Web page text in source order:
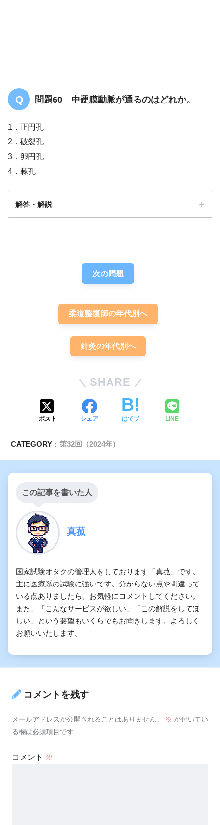
問題60 中硬膜動脈が通るのはどれか。
1．正円孔
2．破裂孔
3．卵円孔
4．棘孔
解答・解説
次の問題
柔道整復師の年代別へ
針灸の年代別へ
SHARE
ポスト シェア はてブ LINE
CATEGORY : 第32回（2024年）
この記事を書いた人
真菰
国家試験オタクの管理人をしております「真菰」です。
主に医療系の試験に強いです。分からない点や間違って
いる点ありましたら、お気軽にコメントしてください。
また、「こんなサービスが欲しい」「この解説をしてほ
しい」という要望もいくらでもお聞きします。よろしく
お願いいたします。
コメントを残す
メールアドレスが公開されることはありません。 ※ が付いてい
る欄は必須項目です
コメント ※